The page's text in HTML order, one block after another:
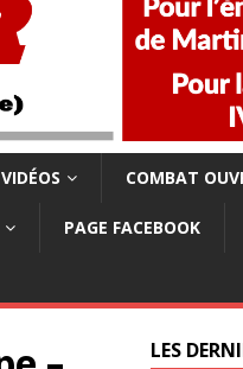
VIDÉOS COMBAT
PAGE FACEBOOK
LES